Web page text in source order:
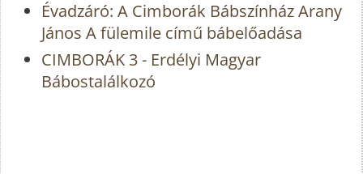
Évadzáró: A Cimborák Bábszínház Arany
János A fülemile című bábelőadása
CIMBORÁK 3 - Erdélyi Magyar
Bábostalálkozó